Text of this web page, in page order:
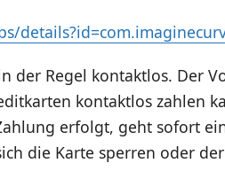
der Regel kontaktlos. Der
kontaktlos zahlen
erfolgt, geht sofort
die Karte sperren oder